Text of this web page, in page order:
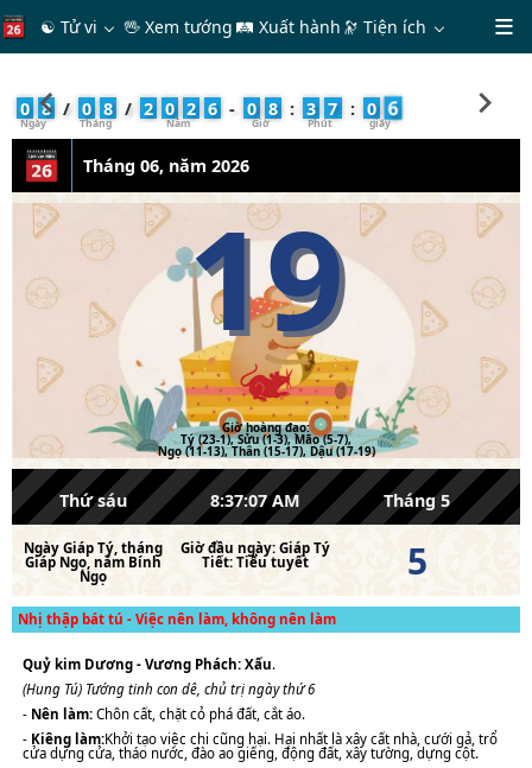
☯ Tử vi 🖖 Xem tướng 🛤 Xuất hành 🔭Tiện ích
0 8 / 0 8 / 2 0 2 6 - 0 8 : 3 7 : 0 7
Tháng 06, năm 2026
19
Giờ hoàng đạo:
Tý (23-1), Sửu (1-3), Mão (5-7),
Ngọ (11-13), Thân (15-17), Dậu (17-19)
Thứ sáu 8:37:07 AM Tháng 5
Ngày Giáp Tý, tháng
Giáp Ngọ, năm Bính
Ngọ
Giờ đầu ngày: Giáp Tý
Tiết: Tiểu tuyết 5
Nhị thập bát tú - Việc nên làm, không nên làm
Quỷ kim Dương - Vương Phách: Xấu.
(Hung Tú) Tướng tinh con dê, chủ trị ngày thứ 6
- Nên làm: Chôn cất, chặt cỏ phá đất, cắt áo.
- Kiêng làm:Khởi tạo việc chi cũng hại. Hại nhất là xây cất nhà, cưới gả, trổ
cửa dựng cửa, tháo nước, đào ao giếng, động đất, xây tường, dựng cột.